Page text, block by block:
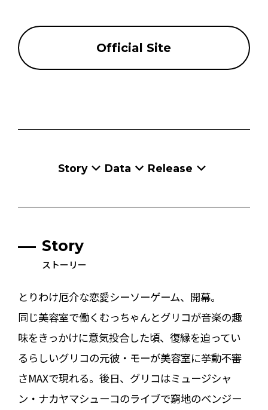
Official Site
Story Data Release
Story
ストーリー
とりわけ厄介な恋愛シーソーゲーム、開幕。
同じ美容室で働くむっちゃんとグリコが音楽の趣
味をきっかけに意気投合した頃、復縁を迫ってい
るらしいグリコの元彼・モーが美容室に挙動不審
さMAXで現れる。後日、グリコはミュージシャ
ン・ナカヤマシューコのライブで窮地のベンジー